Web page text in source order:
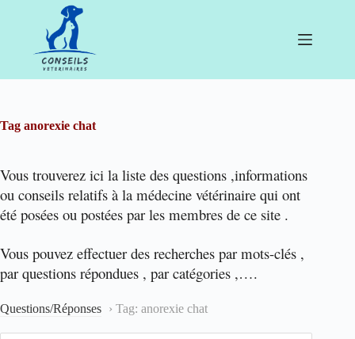
Tag anorexie chat
Vous trouverez ici la liste des questions ,informations
ou conseils relatifs à la médecine vétérinaire qui ont
été posées ou postées par les membres de ce site .
Vous pouvez effectuer des recherches par mots-clés ,
par questions répondues , par catégories ,….
Questions/Réponses › Tag: anorexie chat